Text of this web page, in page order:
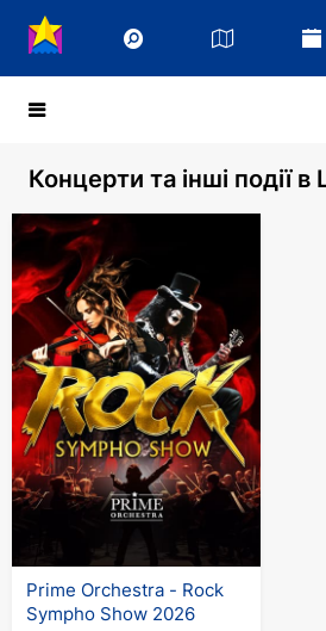
Концерти та інші події в
Prime Orchestra - Rock
Sympho Show 2026